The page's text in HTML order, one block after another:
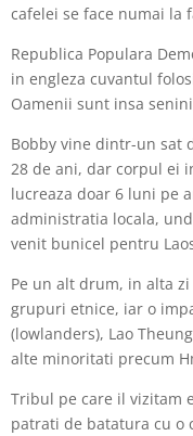
cafelei se face numai la
Republica Populara
in engleza cuvantul
Oamenii sunt insa
Bobby vine dintr-un sat
28 de ani, dar corpul ei
lucreaza doar 6 luni pe
administratia locala,
venit bunicel pentru
Pe un alt drum, in alta
grupuri etnice, iar o
(lowlanders), Lao
alte minoritati precum
Tribul pe care il vizitam
patrati de batatura cu o